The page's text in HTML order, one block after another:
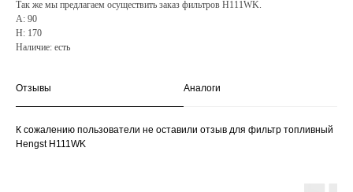
Так же мы предлагаем осуществить заказ фильтров H111WK.
A: 90
H: 170
Наличие: есть
Отзывы Аналоги
К сожалению пользователи не оставили отзыв для фильтр топливный
Hengst H111WK